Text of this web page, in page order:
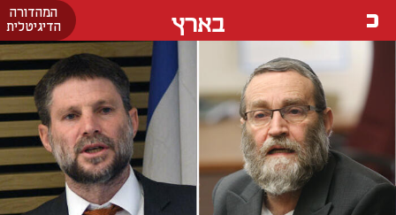
המהדורה
הדיגיטלית
בארץ